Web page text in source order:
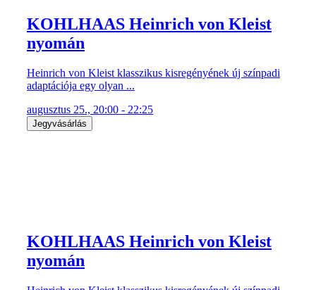
KOHLHAAS Heinrich von Kleist
nyomán
Heinrich von Kleist klasszikus kisregényének új színpadi
adaptációja egy olyan ...
augusztus 25., 20:00 - 22:25
Jegyvásárlás
KOHLHAAS Heinrich von Kleist
nyomán